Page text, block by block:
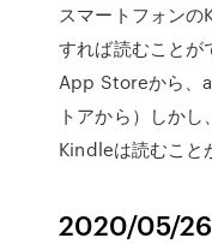
スマートフォン
すれば読むこと
App Storeから、
トアから）しかし
Kindleは読むこと
2020/05/26